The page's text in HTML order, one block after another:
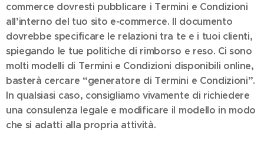
commerce dovresti pubblicare i Termini e Condizioni
all’interno del tuo sito e-commerce. Il documento
dovrebbe specificare le relazioni tra te e i tuoi clienti,
spiegando le tue politiche di rimborso e reso. Ci sono
molti modelli di Termini e Condizioni disponibili online,
basterà cercare “generatore di Termini e Condizioni”.
In qualsiasi caso, consigliamo vivamente di richiedere
una consulenza legale e modificare il modello in modo
che si adatti alla propria attività.